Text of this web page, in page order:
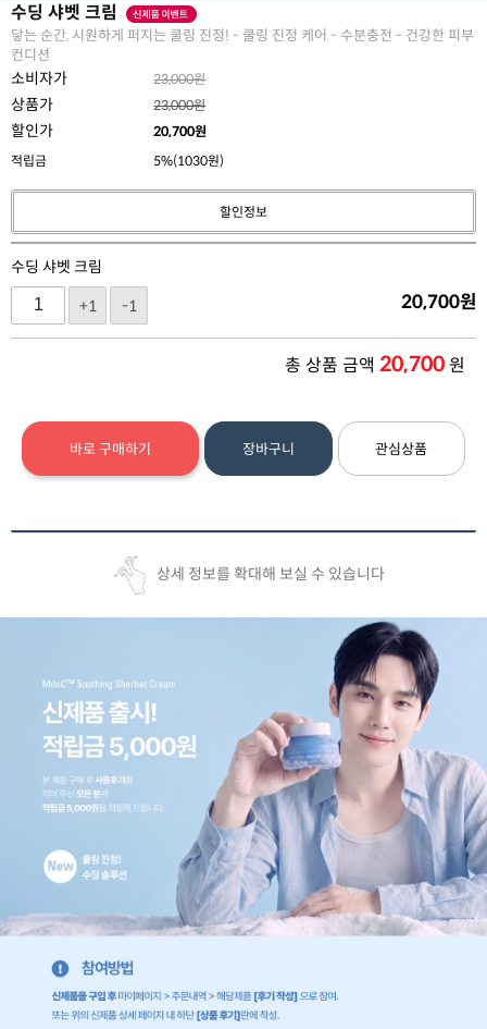
수딩 샤벳 크림
닿는 순간, 시원하게 퍼지는 쿨링 진정! - 쿨링 진정 케어 - 수분충전 - 건강한 피부
컨디션
소비자가 23,000원
상품가 23,000원
할인가 20,700원
적립금
5%(1030원)
할인정보
수딩 샤벳 크림
+1
-1 20,700원
총 상품 금액 20,700원
바로 구매하기 장바구니 관심상품
상세 정보를 확대해 보실 수 있습니다